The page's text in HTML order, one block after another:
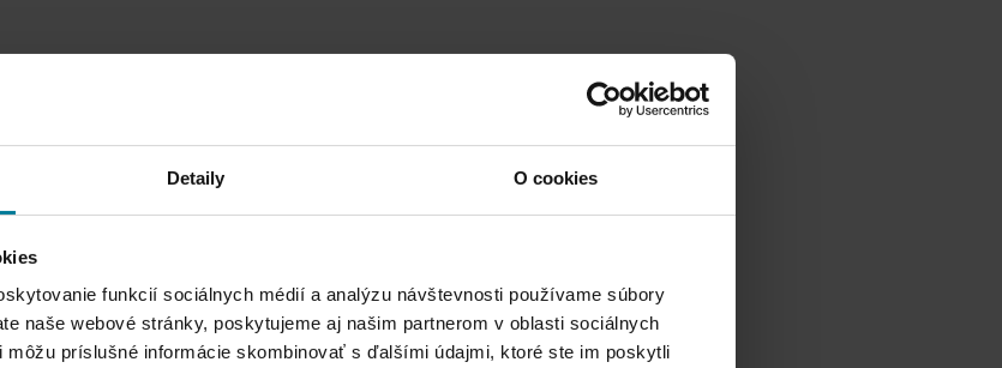
Detaily O cookies
funkcií sociálnych médií a analýzu návštevnosti používame súbory
naše webové stránky, poskytujeme aj našim partnerom v oblasti sociálnych
môžu príslušné informácie skombinovať s ďalšími údajmi, ktoré ste im poskytli